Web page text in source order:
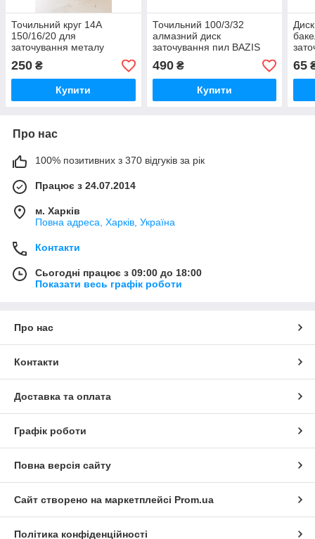
Точильний круг 14А
150/16/20 для
заточування металу
250 ₴
Купити
Точильний 100/3/32
алмазний диск
заточування пил BAZIS
490₴
Купити
65
Про нас
100% позитивних з 370 відгуків за рік
Працює з 24.07.2014
м. Харків
Повна адреса, Харків, Україна
Контакти
Сьогодні працює з 09:00 до 18:00
Показати весь графік роботи
Про нас
Контакти
Доставка та оплата
Графік роботи
Повна версія сайту
Сайт створено на маркетплейсі Prom.ua
Політика конфіденційності